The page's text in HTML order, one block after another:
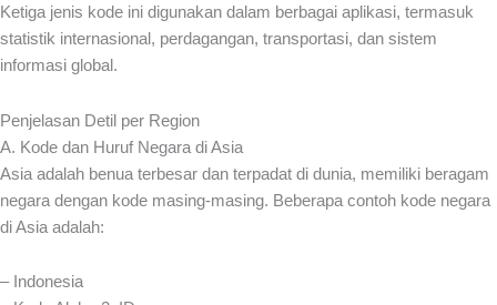
Ketiga jenis kode ini digunakan dalam berbagai aplikasi, termasuk
statistik internasional, perdagangan, transportasi, dan sistem
informasi global.
Penjelasan Detil per Region
A. Kode dan Huruf Negara di Asia
Asia adalah benua terbesar dan terpadat di dunia, memiliki beragam
negara dengan kode masing-masing. Beberapa contoh kode negara
di Asia adalah:
– Indonesia